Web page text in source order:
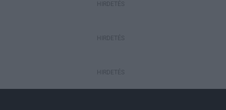
HIRDETÉS
HIRDETÉS
HIRDETÉS